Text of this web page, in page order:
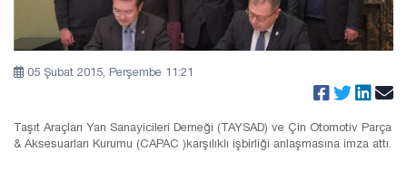
05 Şubat 2015, Perşembe 11:21
Taşıt Araçları Yan Sanayicileri Derneği (TAYSAD) ve Çin Otomotiv Parça
& Aksesuarları Kurumu (CAPAC )karşılıklı işbirliği anlaşmasına imza attı.